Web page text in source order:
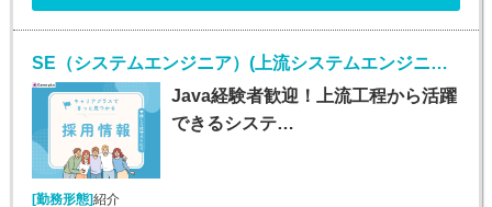
SE（システムエンジニア）(上流システムエンジニア(Java経験者歓迎)/正社員)
Java経験者歓迎！上流工程から活躍
できるシステ…
[勤務形態]紹介